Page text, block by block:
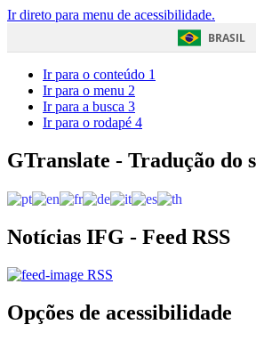
Ir direto para menu de acessibilidade.
BRASIL
Ir para o conteúdo 1
Ir para o menu 2
Ir para a busca 3
Ir para o rodapé 4
GTranslate - Tradução do
Notícias IFG - Feed RSS
RSS
Opções de acessibilidade